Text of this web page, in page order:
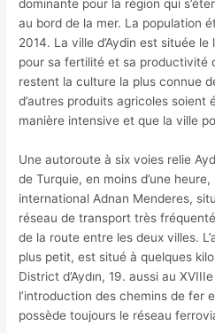
dominante pour la région qui
au bord de la mer. La population
2014. La ville d’Aydin est située
pour sa fertilité et sa productivité
restent la culture la plus connue
d’autres produits agricoles soient
manière intensive et que la ville
Une autoroute à six voies relie
de Turquie, en moins d’une heure,
international Adnan Menderes,
réseau de transport très
de la route entre les deux villes.
plus petit, est situé à quelques
District d’Aydın, 19. aussi au
l’introduction des chemins de fer
possède toujours le réseau